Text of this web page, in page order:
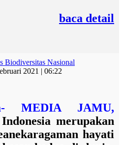
baca detail
Biodiversitas Nasional
2021 | 06:22
MEDIA JAMU,
Indonesia merupakan
hayati